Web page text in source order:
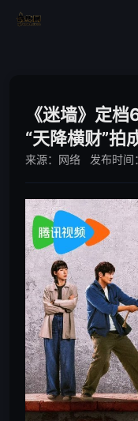
《迷墙》定
“天降横财”拍
来源：网络 发布时